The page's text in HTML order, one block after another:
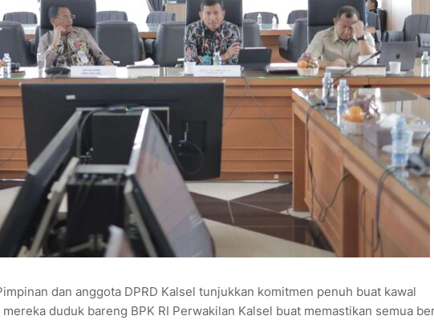
dan anggota DPRD Kalsel tunjukkan komitmen penuh buat kawal
duduk bareng BPK RI Perwakilan Kalsel buat memastikan semua